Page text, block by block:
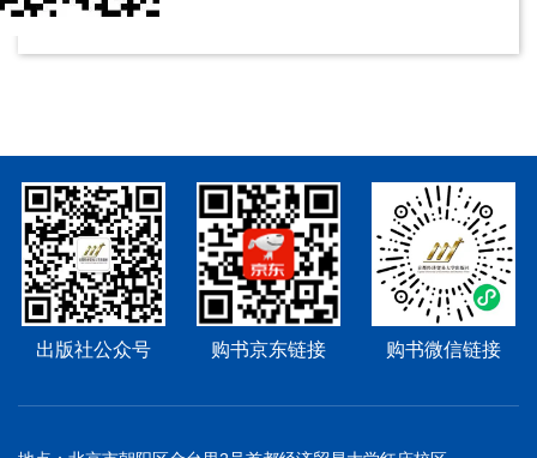
出版社公众号 购书京东链接 购书微信链接